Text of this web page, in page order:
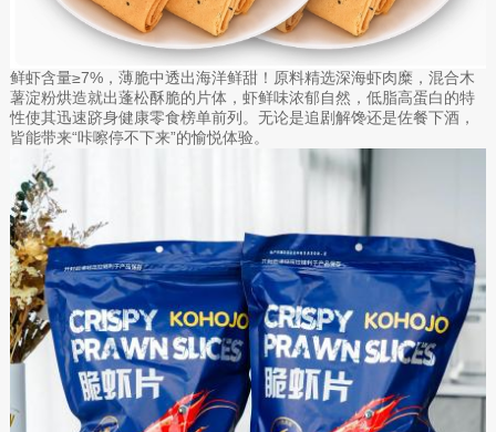
鲜虾含量≥7%，薄脆中透出海洋鲜甜！原料精选深海虾肉糜，混合木
薯淀粉烘造就出蓬松酥脆的片体，虾鲜味浓郁自然，低脂高蛋白的特
性使其迅速跻身健康零食榜单前列。无论是追剧解馋还是佐餐下酒，
皆能带来“咔嚓停不下来”的愉悦体验。